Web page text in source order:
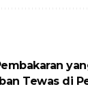
Tewas di